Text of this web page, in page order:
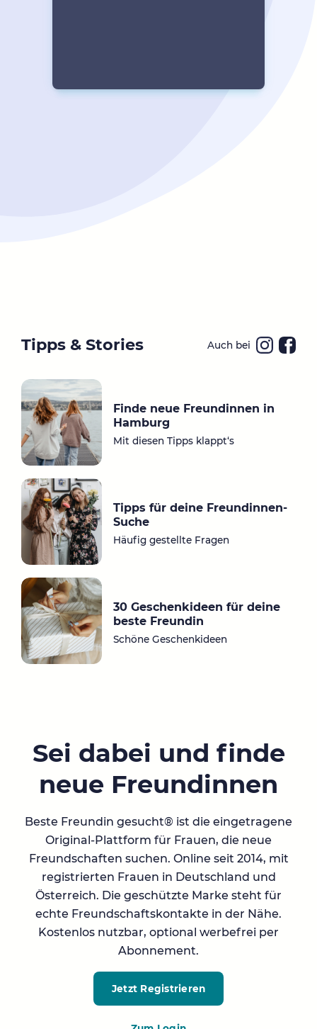
Tipps & Stories Auch bei
a
Finde neue Freundinnen in
Hamburg
Mit diesen Tipps klappt‘s
Tipps für deine Freundinnen-
Suche
Häufig gestellte Fragen
30 Geschenkideen für deine
beste Freundin
Schöne Geschenkideen
Sei dabei und finde
neue Freundinnen
Beste Freundin gesucht® ist die eingetragene
Original-Plattform für Frauen, die neue
Freundschaften suchen. Online seit 2014, mit
registrierten Frauen in Deutschland und
Österreich. Die geschützte Marke steht für
echte Freundschaftskontakte in der Nähe.
Kostenlos nutzbar, optional werbefrei per
Abonnement.
Jetzt Registrieren